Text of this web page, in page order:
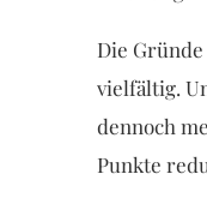
Die
vielfältig.
dennoch
Punkte